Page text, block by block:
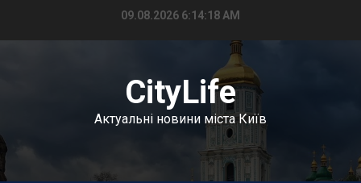
09.08.2026 6:14:19 AM
CityLife
Актуальні новини міста Київ